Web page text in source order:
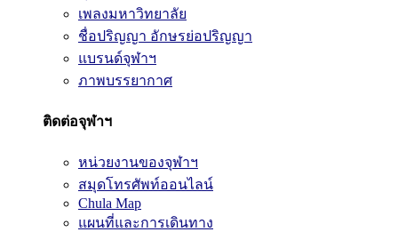
เพลงมหาวิทยาลัย
ชื่อปริญญา อักษรย่อปริญญา
แบรนด์จุฬาฯ
ภาพบรรยากาศ
ติดต่อจุฬาฯ
หน่วยงานของจุฬาฯ
สมุดโทรศัพท์ออนไลน์
Chula Map
แผนที่และการเดินทาง